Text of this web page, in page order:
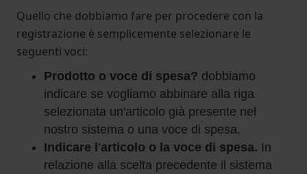
Quello che dobbiamo fare per procedere con la
registrazione è semplicemente selezionare le
seguenti voci:
Prodotto o voce di spesa? dobbiamo
indicare se vogliamo abbinare alla riga
selezionata un'articolo già presente nel
nostro sistema o una voce di spesa.
Indicare l'articolo o la voce di spesa. In
relazione alla scelta precedente il sistema